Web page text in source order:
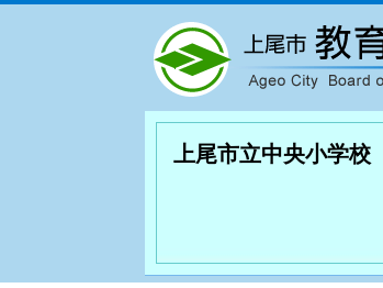
上尾市立中央小学校